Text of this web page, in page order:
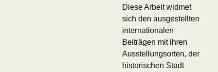
Diese Arbeit widmet
sich den ausgestellten
internationalen
Beiträgen mit ihren
Ausstellungsorten, der
historischen Stadt